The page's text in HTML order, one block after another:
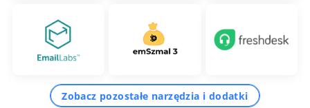
Zobacz pozostałe narzędzia i dodatki